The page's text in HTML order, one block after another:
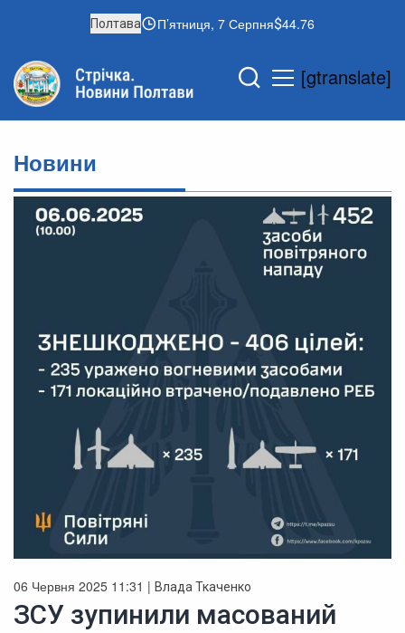
Полтава П’ятниця, 7 Серпня 44.76
[gtranslate]
Новини
06 Червня 2025 11:31 | Влада Ткаченко
ЗСУ зупинили масований